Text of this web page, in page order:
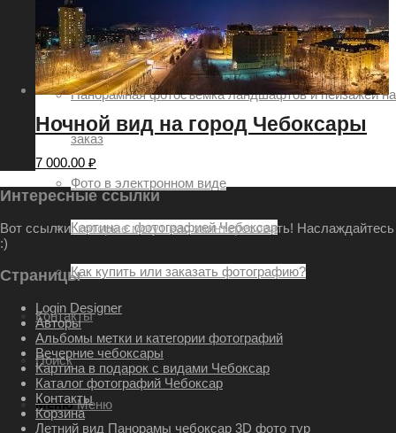
Заказ картин с видами городов
Аэро фото съёмка
Панорамная фотосъёмка ландшафтов и пейзажей на
заказ
Фото в электронном виде
Картина с фотографией Чебоксар
Как купить или заказать фотографию?
Контакты
Поиск
Меню Меню
Ночной вид на город Чебоксары
7 000.00 ₽
Интересные ссылки
Вот ссылки, которые могут вас заинтересовать! Наслаждайтесь
:)
Страницы
Login Designer
Авторы
Альбомы метки и категории фотографий
Вечерние чебоксары
Картина в подарок с видами Чебоксар
Каталог фотографий Чебоксар
Контакты
Корзина
Летний вид Панорамы чебоксар 3D фото тур